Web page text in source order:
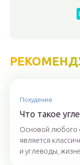
Похудение
Что такое
Основой любого
является
и углеводы,